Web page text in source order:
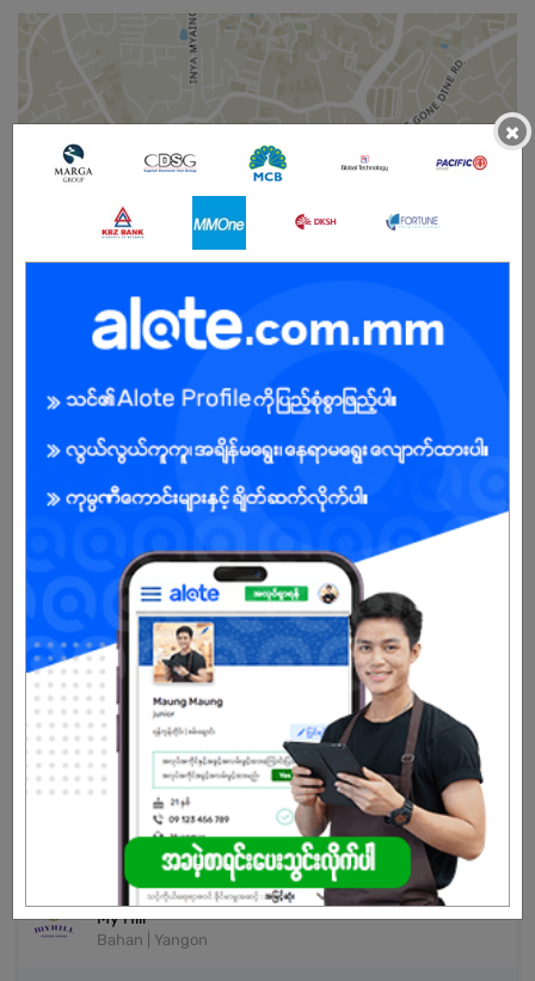
Open To : Male/Female
Already Expired
Don't have an account?
REGISTER NOW!
More Similar Jobs
Receptionist
The Skin Story - Skin & Aesthetic Clinic
Bahan | Yangon
Senior Sales Representative
Mega Thirty Nine Development Co.,Ltd
Bahan | Yangon
Shop Helper (Male)
My Hill
Bahan | Yangon
×